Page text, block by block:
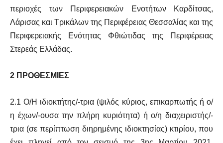
περιοχές των Περιφερειακών Ενοτήτων Καρδίτσας,
Λάρισας και Τρικάλων της Περιφέρειας Θεσσαλίας και της
Περιφερειακής Ενότητας Φθιώτιδας της Περιφέρειας
Στερεάς Ελλάδας.
2 ΠΡΟΘΕΣΜΙΕΣ
2.1 Ο/Η ιδιοκτήτης/-τρια (ψιλός κύριος, επικαρπωτής ή ο/
η έχων/-ουσα την πλήρη κυριότητα) ή ο/η διαχειριστής/-
τρια (σε περίπτωση διηρημένης ιδιοκτησίας) κτιρίου, που